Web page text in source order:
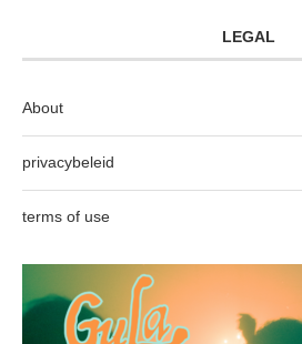
LEGAL
About
privacybeleid
terms of use